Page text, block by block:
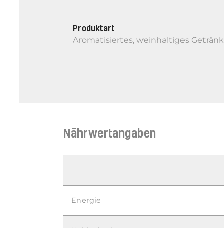
Produktart
Aromatisiertes, weinhaltiges Getränk
Nährwertangaben
Energie